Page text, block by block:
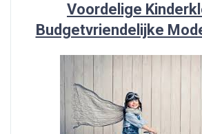
Voordelige
Budgetvriendelijke